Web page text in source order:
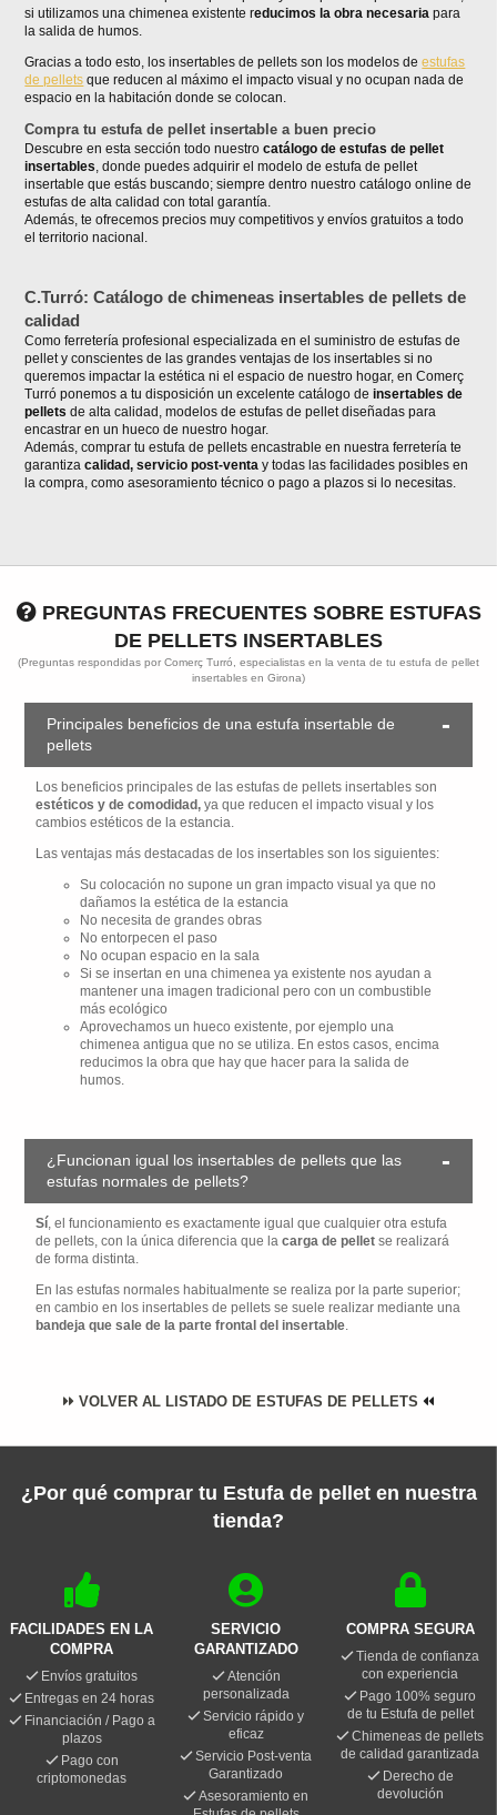
si utilizamos una chimenea existente reducimos la obra necesaria para
la salida de humos.
Gracias a todo esto, los insertables de pellets son los modelos deestufas
de pellets que reducen al máximo el impacto visual y no ocupan nada de
espacio en la habitación donde se colocan.
Compra tu estufa de pellet insertable a buen precio
Descubre en esta sección todo nuestrocatálogo de estufas de pellet
insertables, donde puedes adquirir el modelo de estufa de pellet
insertable que estás buscando; siempre dentro nuestro catálogo online de
estufas de alta calidad con total garantía.
Además, te ofrecemos precios muy competitivos y envíos gratuitos a todo
el territorio nacional.
C.Turró: Catálogo de chimeneas insertables de pellets de
calidad
Como ferretería profesional especializada en el suministro de estufas de
pellet y conscientes de las grandes ventajas de los insertables si no
queremos impactar la estética ni el espacio de nuestro hogar, en Comerç
Turró ponemos a tu disposición un excelente catálogo deinsertables de
pelletsde alta calidad, modelos de estufas de pellet diseñadas para
encastrar en un hueco de nuestro hogar.
Además, comprar tu estufa de pellets encastrable en nuestra ferretería te
garantizacalidad, servicio post-venta y todas las facilidades posibles en
la compra, como asesoramiento técnico o pago a plazos si lo necesitas.
PREGUNTAS FRECUENTES SOBRE ESTUFAS
DE PELLETS INSERTABLES
(Preguntas respondidas por Comerç Turró, especialistas en la venta de tu estufa de pellet
insertables en Girona)
Principales beneficios de una estufa insertable de
pellets
Los beneficios principales de las estufas de pellets insertables son
estéticos y de comodidad,ya que reducen el impacto visual y los
cambios estéticos de la estancia.
Las ventajas más destacadas de los insertables son los siguientes:
Su colocación no supone un gran impacto visual ya que no
dañamos la estética de la estancia
No necesita de grandes obras
No entorpecen el paso
No ocupan espacio en la sala
Si se insertan en una chimenea ya existente nos ayudan a
mantener una imagen tradicional pero con un combustible
más ecológico
Aprovechamos un hueco existente, por ejemplo una
chimenea antigua que no se utiliza. En estos casos, encima
reducimos la obra que hay que hacer para la salida de
humos.
¿Funcionan igual los insertables de pellets que las
estufas normales de pellets?
Sí, el funcionamiento es exactamente igual que cualquier otra estufa
de pellets, con la única diferencia que lacarga de pellet se realizará
de forma distinta.
En las estufas normales habitualmente se realiza por la parte superior;
en cambio en los insertables de pellets se suele realizar mediante una
bandeja que sale de la parte frontal del insertable.
VOLVER AL LISTADO DE ESTUFAS DE PELLETS
¿Por qué comprar tu Estufa de pellet en nuestra
tienda?
FACILIDADES EN LA
COMPRA
Envíos gratuitos
Entregas en 24 horas
Financiación / Pago a
plazos
Pago con
criptomonedas
SERVICIO
GARANTIZADO
Atención
personalizada
Servicio rápido y
eficaz
Servicio Post-venta
Garantizado
Asesoramiento en
COMPRA SEGURA
Tienda de confianza
con experiencia
Pago 100% seguro
de tu Estufa de pellet
Chimeneas de pellets
de calidad garantizada
Derecho de
devolución